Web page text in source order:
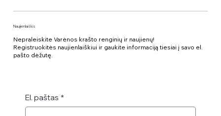
Naujienlaiškis
Nepraleiskite Varėnos krašto renginių ir naujienų!
Registruokitės naujienlaiškiui ir gaukite informaciją tiesiai į savo el.
pašto dėžutę.
El. paštas *